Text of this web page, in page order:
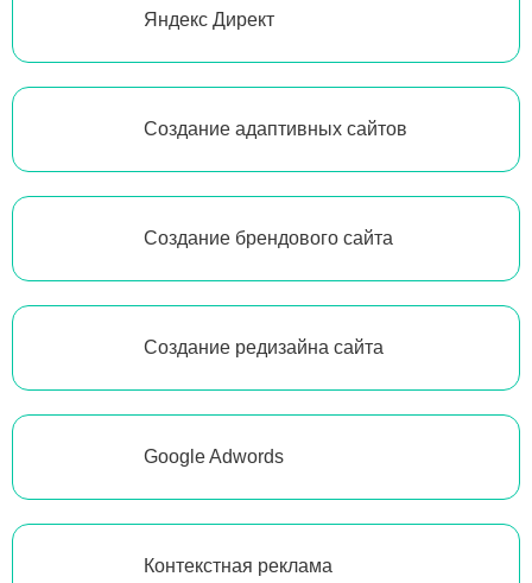
Яндекс Директ
Создание адаптивных сайтов
Создание брендового сайта
Создание редизайна сайта
Google Adwords
Контекстная реклама